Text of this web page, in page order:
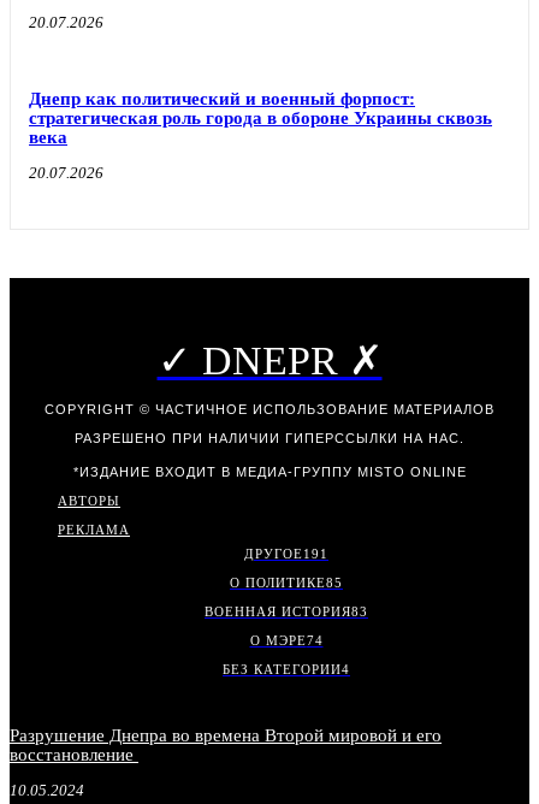
20.07.2026
Днепр как политический и военный форпост:
стратегическая роль города в обороне Украины сквозь
века
20.07.2026
✓ DNEPR ✗
COPYRIGHT © ЧАСТИЧНОЕ ИСПОЛЬЗОВАНИЕ МАТЕРИАЛОВ
РАЗРЕШЕНО ПРИ НАЛИЧИИ ГИПЕРССЫЛКИ НА НАС.
*ИЗДАНИЕ ВХОДИТ В МЕДИА-ГРУППУ MISTO ONLINE
АВТОРЫ
РЕКЛАМА
ДРУГОЕ191
О ПОЛИТИКЕ85
ВОЕННАЯ ИСТОРИЯ83
О МЭРЕ74
БЕЗ КАТЕГОРИИ4
Разрушение Днепра во времена Второй мировой и его
восстановление
10.05.2024